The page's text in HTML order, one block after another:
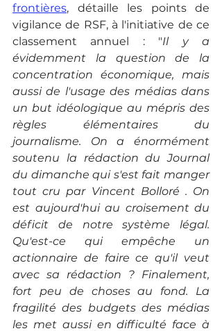
frontières, détaille les points de
vigilance de RSF, à l'initiative de ce
classement annuel : "Il y a
évidemment la question de la
concentration économique, mais
aussi de l'usage des médias dans
un but idéologique au mépris des
règles élémentaires du
journalisme. On a énormément
soutenu la rédaction du Journal
du dimanche qui s'est fait manger
tout cru par Vincent Bolloré . On
est aujourd'hui au croisement du
déficit de notre système légal.
Qu'est-ce qui empêche un
actionnaire de faire ce qu'il veut
avec sa rédaction ? Finalement,
fort peu de choses au fond. La
fragilité des budgets des médias
les met aussi en difficulté face à